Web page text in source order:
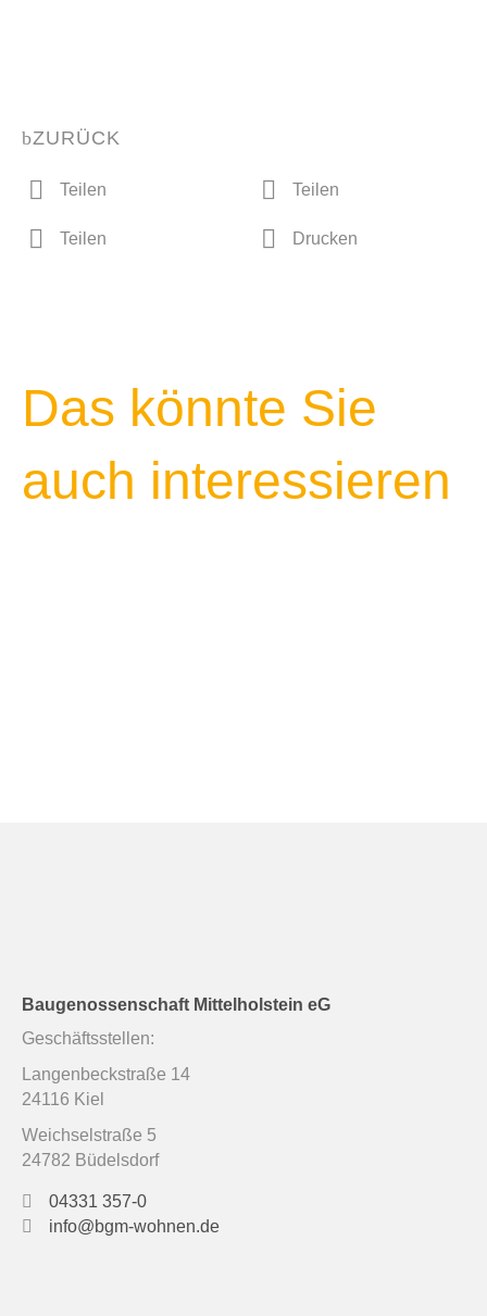
ZURÜCK
Teilen Teilen
Teilen Drucken
Das könnte Sie
auch interessieren
Baugenossenschaft Mittelholstein eG
Geschäftsstellen:
Langenbeckstraße 14
24116 Kiel
Weichselstraße 5
24782 Büdelsdorf
04331 357-0
info@bgm-wohnen.de